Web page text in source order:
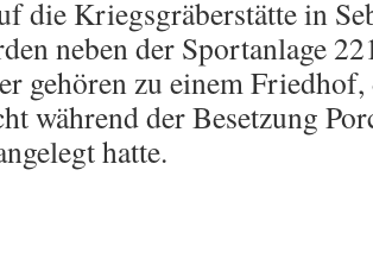
die Kriegsgräberstätte in
neben der Sportanlage
gehören zu einem Friedhof,
während der Besetzung
hatte.